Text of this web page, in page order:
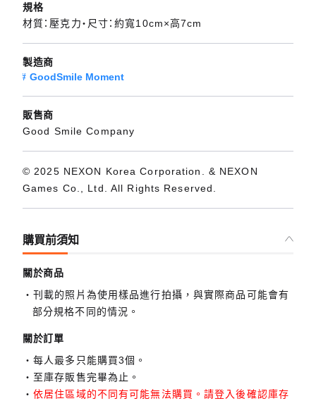
規格
材質：壓克力・尺寸：約寬10cm×高7cm
製造商
GoodSmile Moment
販售商
Good Smile Company
© 2025 NEXON Korea Corporation. & NEXON
Games Co., Ltd. All Rights Reserved.
購買前須知
關於商品
刊載的照片為使用樣品進行拍攝，與實際商品可能會有
部分規格不同的情況。
關於訂單
每人最多只能購買3個。
至庫存販售完畢為止。
依居住區域的不同有可能無法購買。請登入後確認庫存